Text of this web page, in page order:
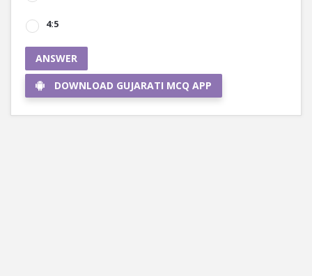
4:5
ANSWER
DOWNLOAD GUJARATI MCQ APP